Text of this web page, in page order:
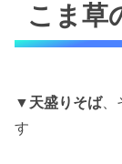
こま草
▼ 天盛りそば、
す